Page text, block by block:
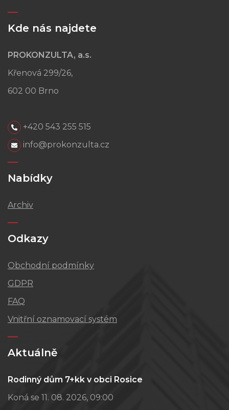
Kde nás najdete
PROKONZULTA, a.s.
Křenová 299/26,
602 00 Brno
+420 543 255 515
info@prokonzulta.cz
Nabídky
Archiv
Odkazy
Obchodní podmínky
GDPR
FAQ
Vnitřní oznamovací systém
Aktuálně
Rodinný dům 7+kk v obci Rosice
Koná se 11. 08. 2026, 09:00